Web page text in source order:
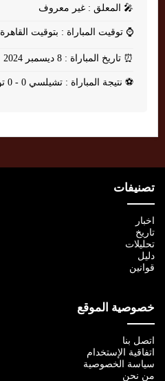
🎤 المعلق : غير معروف
⌚ توقيت المباراة : بتوقيت القاهرة
⏰ تاريخ المباراة : 8 ديسمبر 2024
⚽ نتيجة المباراة : تشيلسي 0 - 0 توتنهام
تصنيفات
اخبار
تاريخ
تحليلات
دليل
قوانين
خصوصية الموقع
اتصل بنا
اتفاقية الإستخدام
سياسة الخصوصية
من نحن